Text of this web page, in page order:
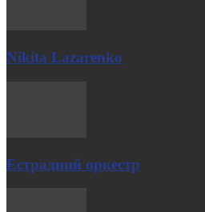
Nikita Lazarenko
Естрадний оркестр